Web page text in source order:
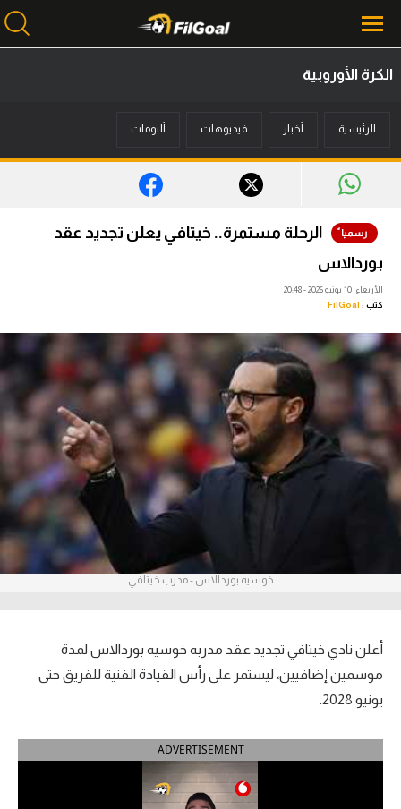
أخبار
ميركاتو
فانتازي في الجول
فيديوهات
آراء حرة
ركن الألعاب
الدوري الإسباني
الكرة الأوروبية
الرئيسية أخبار فيديوهات ألبومات
الرحلة مستمرة.. خيتافي يعلن تجديد عقد
بوردالاس
الأربعاء، 10 يونيو 2026 - 20:48
كتب : FilGoal
خوسيه بوردالاس - مدرب خيتافي
أعلن نادي خيتافي تجديد عقد مدربه خوسيه بوردالاس لمدة
موسمين إضافيين، ليستمر على رأس القيادة الفنية للفريق حتى
يونيو 2028.
ADVERTISEMENT